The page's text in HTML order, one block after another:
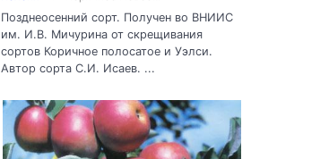
Позднеосенний сорт. Получен во ВНИИС
им. И.В. Мичурина от скрещивания
сортов Коричное полосатое и Уэлси.
Автор сорта С.И. Исаев. ...